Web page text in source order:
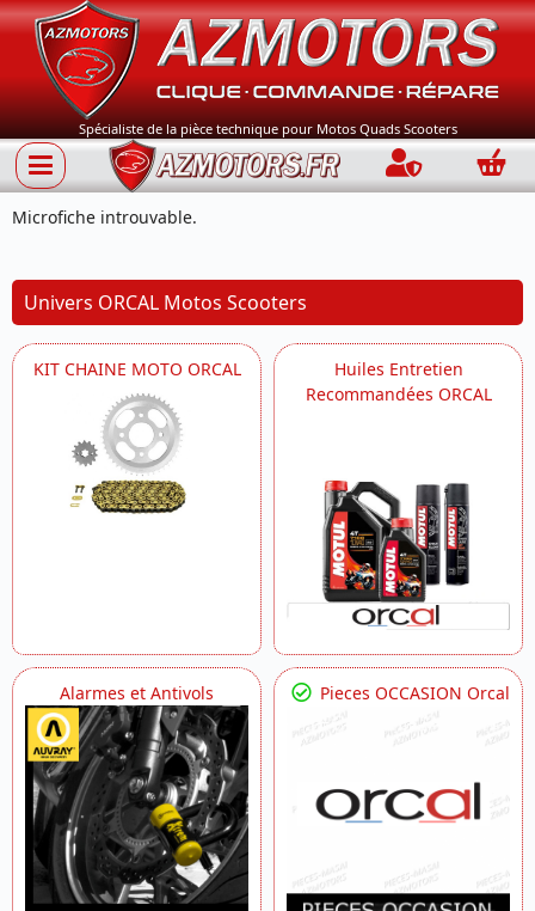
Spécialiste de la pièce technique pour Motos Quads Scooters
Connection
Microfiche introuvable.
Univers ORCAL Motos Scooters
KIT CHAINE MOTO ORCAL
Huiles Entretien
Recommandées ORCAL
Alarmes et Antivols Pieces OCCASION Orcal